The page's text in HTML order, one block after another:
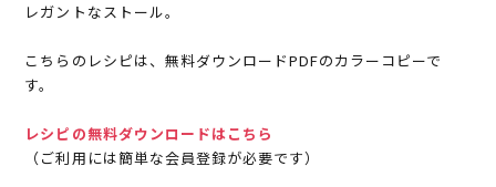
レガントなストール。
こちらのレシピは、無料ダウンロードPDFのカラーコピーで
す。
レシピの無料ダウンロードはこちら
（ご利用には簡単な会員登録が必要です）